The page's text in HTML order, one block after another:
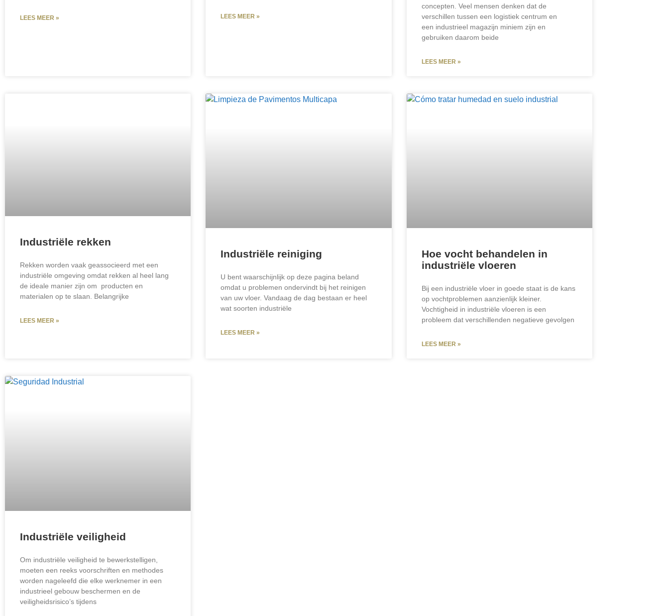
LEES MEER » LEES MEER »
concepten. Veel mensen denken dat de
verschillen tussen een logistiek centrum en
een industrieel magazijn miniem zijn en
gebruiken daarom beide
LEES MEER »
Industriële rekken
Rekken worden vaak geassocieerd met een
industriële omgeving omdat rekken al heel lang
de ideale manier zijn om producten en
materialen op te slaan. Belangrijke
LEES MEER »
Industriële reiniging
U bent waarschijnlijk op deze pagina beland
omdat u problemen ondervindt bij het reinigen
van uw vloer. Vandaag de dag bestaan er heel
wat soorten industriële
LEES MEER »
Hoe vocht behandelen in
industriële vloeren
Bij een industriële vloer in goede staat is de kans
op vochtproblemen aanzienlijk kleiner.
Vochtigheid in industriële vloeren is een
probleem dat verschillenden negatieve gevolgen
LEES MEER »
Industriële veiligheid
Om industriële veiligheid te bewerkstelligen,
moeten een reeks voorschriften en methodes
worden nageleefd die elke werknemer in een
industrieel gebouw beschermen en de
veiligheidsrisico’s tijdens